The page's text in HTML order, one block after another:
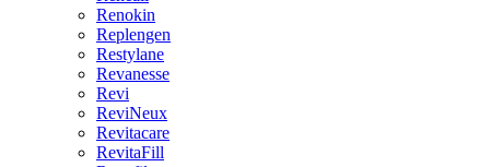
Renokin
Replengen
Restylane
Revanesse
Revi
ReviNeux
Revitacare
RevitaFill